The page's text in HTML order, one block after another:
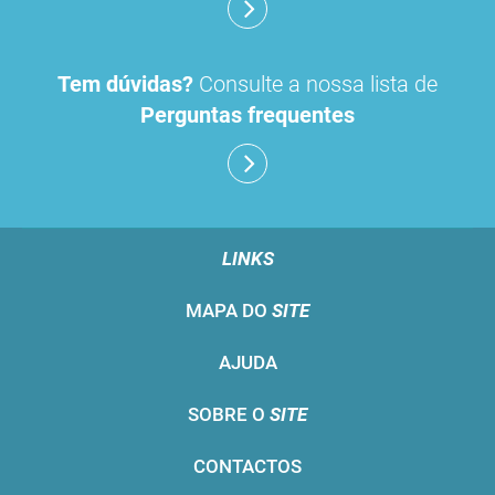
Tem dúvidas? Consulte a nossa lista de
Perguntas frequentes
LINKS
MAPA DO SITE
AJUDA
SOBRE O SITE
CONTACTOS